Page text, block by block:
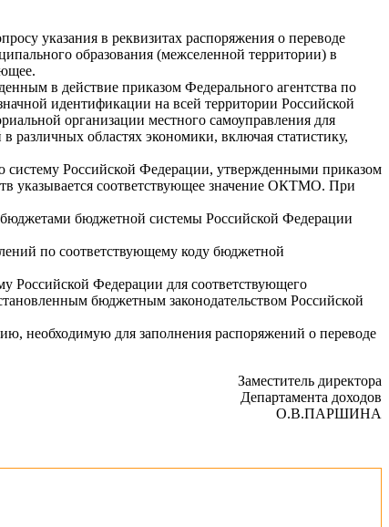
указания в реквизитах распоряжения о переводе
образования (межселенной территории) в
в действие приказом Федерального агентства по
идентификации на всей территории Российской
организации местного самоуправления для
различных областях экономики, включая статистику,
систему Российской Федерации, утвержденными приказом
указывается соответствующее значение ОКТМО. При
бюджетной системы Российской Федерации
по соответствующему коду бюджетной
Российской Федерации для соответствующего
бюджетным законодательством Российской
необходимую для заполнения распоряжений о переводе
Заместитель директора
Департамента доходов
О.В.ПАРШИНА